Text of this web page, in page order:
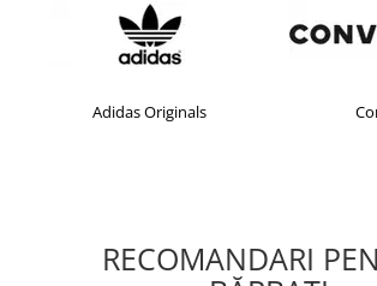
Adidas Originals
RECOMANDARI